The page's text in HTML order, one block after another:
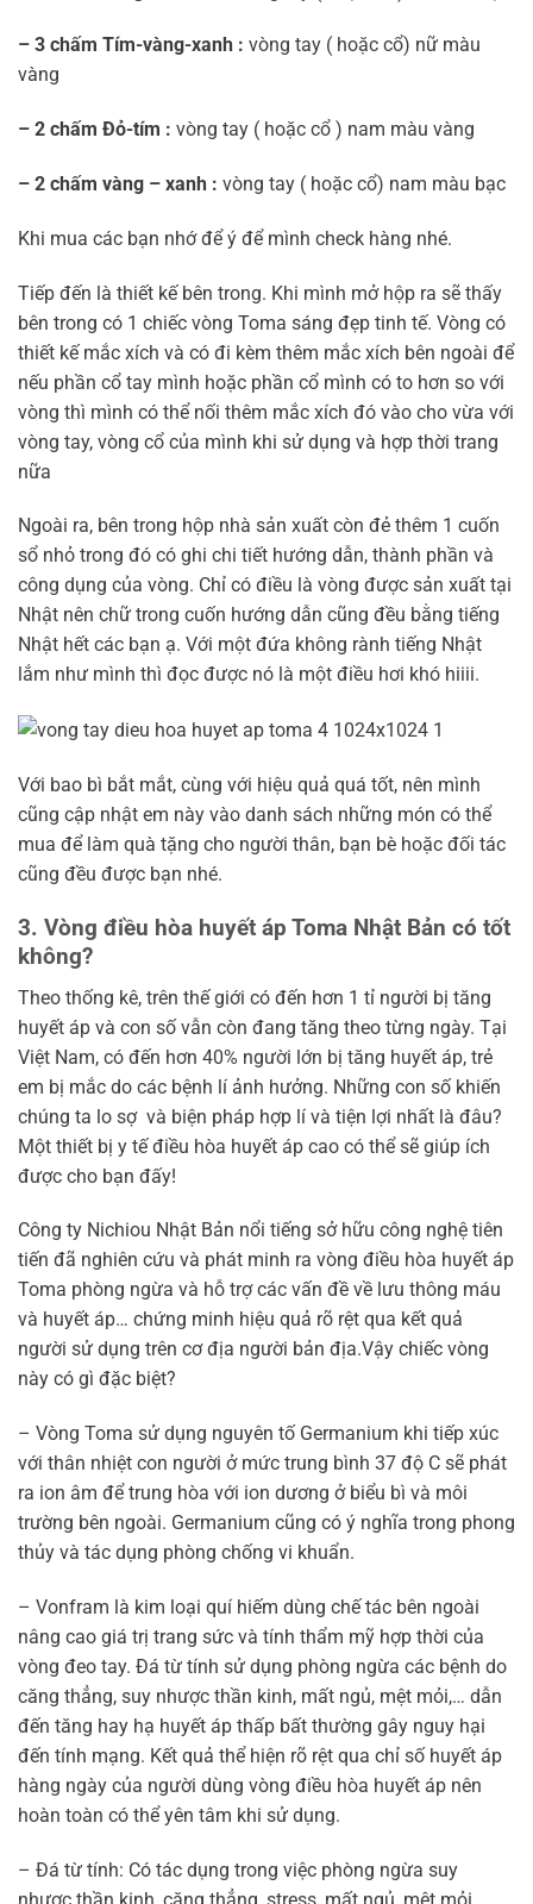
– 3 chấm Tím-vàng-xanh : vòng tay ( hoặc cổ) nữ màu
vàng
– 2 chấm Đỏ-tím : vòng tay ( hoặc cổ ) nam màu vàng
– 2 chấm vàng – xanh : vòng tay ( hoặc cổ) nam màu bạc
Khi mua các bạn nhớ để ý để mình check hàng nhé.
Tiếp đến là thiết kế bên trong. Khi mình mở hộp ra sẽ thấy
bên trong có 1 chiếc vòng Toma sáng đẹp tinh tế. Vòng có
thiết kế mắc xích và có đi kèm thêm mắc xích bên ngoài để
nếu phần cổ tay mình hoặc phần cổ mình có to hơn so với
vòng thì mình có thể nối thêm mắc xích đó vào cho vừa với
vòng tay, vòng cổ của mình khi sử dụng và hợp thời trang
nữa
Ngoài ra, bên trong hộp nhà sản xuất còn đẻ thêm 1 cuốn
sổ nhỏ trong đó có ghi chi tiết hướng dẫn, thành phần và
công dụng của vòng. Chỉ có điều là vòng được sản xuất tại
Nhật nên chữ trong cuốn hướng dẫn cũng đều bằng tiếng
Nhật hết các bạn ạ. Với một đứa không rành tiếng Nhật
lắm như mình thì đọc được nó là một điều hơi khó hiiii.
Với bao bì bắt mắt, cùng với hiệu quả quá tốt, nên mình
cũng cập nhật em này vào danh sách những món có thể
mua để làm quà tặng cho người thân, bạn bè hoặc đối tác
cũng đều được bạn nhé.
3. Vòng điều hòa huyết áp Toma Nhật Bản có tốt
không?
Theo thống kê, trên thế giới có đến hơn 1 tỉ người bị tăng
huyết áp và con số vẫn còn đang tăng theo từng ngày. Tại
Việt Nam, có đến hơn 40% người lớn bị tăng huyết áp, trẻ
em bị mắc do các bệnh lí ảnh hưởng. Những con số khiến
chúng ta lo sợ và biện pháp hợp lí và tiện lợi nhất là đâu?
Một thiết bị y tế điều hòa huyết áp cao có thể sẽ giúp ích
được cho bạn đấy!
Công ty Nichiou Nhật Bản nổi tiếng sở hữu công nghệ tiên
tiến đã nghiên cứu và phát minh ra vòng điều hòa huyết áp
Toma phòng ngừa và hỗ trợ các vấn đề về lưu thông máu
và huyết áp… chứng minh hiệu quả rõ rệt qua kết quả
người sử dụng trên cơ địa người bản địa.Vậy chiếc vòng
này có gì đặc biệt?
– Vòng Toma sử dụng nguyên tố Germanium khi tiếp xúc
với thân nhiệt con người ở mức trung bình 37 độ C sẽ phát
ra ion âm để trung hòa với ion dương ở biểu bì và môi
trường bên ngoài. Germanium cũng có ý nghĩa trong phong
thủy và tác dụng phòng chống vi khuẩn.
– Vonfram là kim loại quí hiếm dùng chế tác bên ngoài
nâng cao giá trị trang sức và tính thẩm mỹ hợp thời của
vòng đeo tay. Đá từ tính sử dụng phòng ngừa các bệnh do
căng thẳng, suy nhược thần kinh, mất ngủ, mệt mỏi,… dẫn
đến tăng hay hạ huyết áp thấp bất thường gây nguy hại
đến tính mạng. Kết quả thể hiện rõ rệt qua chỉ số huyết áp
hàng ngày của người dùng vòng điều hòa huyết áp nên
hoàn toàn có thể yên tâm khi sử dụng.
– Đá từ tính: Có tác dụng trong việc phòng ngừa suy